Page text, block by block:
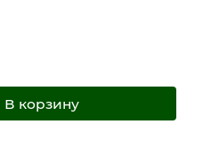
В корзину